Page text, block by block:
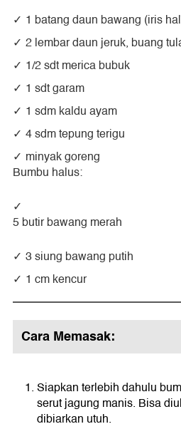
1 batang daun bawang (iris
2 lembar daun jeruk, buang
1/2 sdt merica bubuk
1 sdt garam
1 sdm kaldu ayam
4 sdm tepung terigu
minyak goreng
Bumbu halus:
5 butir bawang merah
3 siung bawang putih
1 cm kencur
Cara Memasak:
Siapkan terlebih dahulu
serut jagung manis. Bisa
dibiarkan utuh.